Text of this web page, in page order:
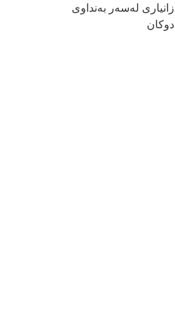
زانیاری لەسەر بەنداوی
دوكان